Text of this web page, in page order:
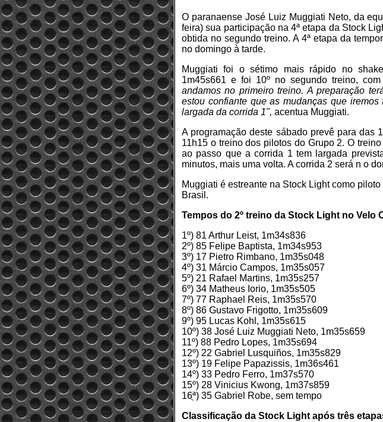
O paranaense José Luiz Muggiati Neto, da
feira) sua participação na 4ª etapa da Stock
obtida no segundo treino. A 4ª etapa da
no domingo à tarde.
Muggiati foi o sétimo mais rápido no
1m45s661 e foi 10º no segundo treino, com
andamos no primeiro treino. A preparação
estou confiante que as mudanças que
largada da corrida 1", acentua Muggiati.
A programação deste sábado prevê para das
11h15 o treino dos pilotos do Grupo 2. O
ao passo que a corrida 1 tem largada
minutos, mais uma volta. A corrida 2 será n o
Muggiati é estreante na Stock Light como
Brasil.
Tempos do 2º treino da Stock Light no Velo
1º) 81 Arthur Leist, 1m34s836
2º) 85 Felipe Baptista, 1m34s953
3º) 17 Pietro Rimbano, 1m35s048
4º) 31 Márcio Campos, 1m35s057
5º) 21 Rafael Martins, 1m35s257
6º) 34 Matheus Iorio, 1m35s505
7º) 77 Raphael Reis, 1m35s570
8º) 86 Gustavo Frigotto, 1m35s609
9º) 95 Lucas Kohl, 1m35s615
10º) 38 José Luiz Muggiati Neto, 1m35s659
11º) 88 Pedro Lopes, 1m35s694
12º) 22 Gabriel Lusquiños, 1m35s829
13º) 19 Felipe Papazissis, 1m36s461
14º) 33 Pedro Ferro, 1m37s570
15º) 28 Vinicius Kwong, 1m37s859
16ֻª) 35 Gabriel Robe, sem tempo
Classificação da Stock Light após três